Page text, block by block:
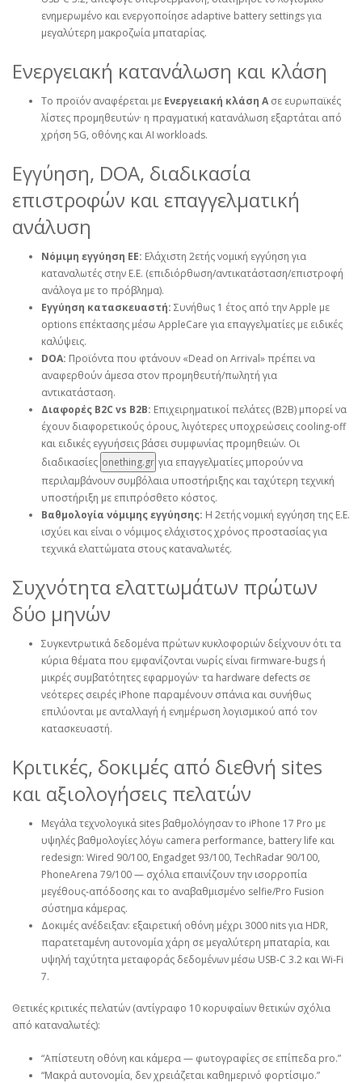
ενημερωμένο και ενεργοποίησε adaptive battery settings για
μεγαλύτερη μακροζωία μπαταρίας.
Ενεργειακή κατανάλωση και κλάση
Το προϊόν αναφέρεται με Ενεργειακή κλάση A σε ευρωπαϊκές
λίστες προμηθευτών· η πραγματική κατανάλωση εξαρτάται από
χρήση 5G, οθόνης και AI workloads.
Εγγύηση, DOA, διαδικασία
επιστροφών και επαγγελματική
ανάλυση
Νόμιμη εγγύηση ΕΕ: Ελάχιστη 2ετής νομική εγγύηση για
καταναλωτές στην Ε.Ε. (επιδιόρθωση/αντικατάσταση/επιστροφή
ανάλογα με το πρόβλημα).
Εγγύηση κατασκευαστή: Συνήθως 1 έτος από την Apple με
options επέκτασης μέσω AppleCare για επαγγελματίες με ειδικές
καλύψεις.
DOA: Προϊόντα που φτάνουν «Dead on Arrival» πρέπει να
αναφερθούν άμεσα στον προμηθευτή/πωλητή για
αντικατάσταση.
Διαφορές B2C vs B2B: Επιχειρηματικοί πελάτες (B2B) μπορεί να
έχουν διαφορετικούς όρους, λιγότερες υποχρεώσεις cooling‑off
και ειδικές εγγυήσεις βάσει συμφωνίας προμηθειών. Οι
διαδικασίες onething.gr για επαγγελματίες μπορούν να
περιλαμβάνουν συμβόλαια υποστήριξης και ταχύτερη τεχνική
υποστήριξη με επιπρόσθετο κόστος.
Βαθμολογία νόμιμης εγγύησης: Η 2ετής νομική εγγύηση της Ε.Ε.
ισχύει και είναι ο νόμιμος ελάχιστος χρόνος προστασίας για
τεχνικά ελαττώματα στους καταναλωτές.
Συχνότητα ελαττωμάτων πρώτων
δύο μηνών
Συγκεντρωτικά δεδομένα πρώτων κυκλοφοριών δείχνουν ότι τα
κύρια θέματα που εμφανίζονται νωρίς είναι firmware‑bugs ή
μικρές συμβατότητες εφαρμογών· τα hardware defects σε
νεότερες σειρές iPhone παραμένουν σπάνια και συνήθως
επιλύονται με ανταλλαγή ή ενημέρωση λογισμικού από τον
κατασκευαστή.
Κριτικές, δοκιμές από διεθνή sites
και αξιολογήσεις πελατών
Μεγάλα τεχνολογικά sites βαθμολόγησαν το iPhone 17 Pro με
υψηλές βαθμολογίες λόγω camera performance, battery life και
redesign: Wired 90/100, Engadget 93/100, TechRadar 90/100,
PhoneArena 79/100 — σχόλια επαινίζουν την ισορροπία
μεγέθους‑απόδοσης και το αναβαθμισμένο selfie/Pro Fusion
σύστημα κάμερας.
Δοκιμές ανέδειξαν: εξαιρετική οθόνη μέχρι 3000 nits για HDR,
παρατεταμένη αυτονομία χάρη σε μεγαλύτερη μπαταρία, και
υψηλή ταχύτητα μεταφοράς δεδομένων μέσω USB‑C 3.2 και Wi‑Fi
7.
Θετικές κριτικές πελατών (αντίγραφο 10 κορυφαίων θετικών σχόλια
από καταναλωτές):
“Απίστευτη οθόνη και κάμερα — φωτογραφίες σε επίπεδα pro.”
“Μακρά αυτονομία, δεν χρειάζεται καθημερινό φορτίσιμο.”